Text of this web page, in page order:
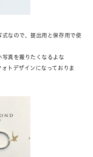
なので、提出用と保存用で使
真を撮りたくなるよな
トデザインになっておりま